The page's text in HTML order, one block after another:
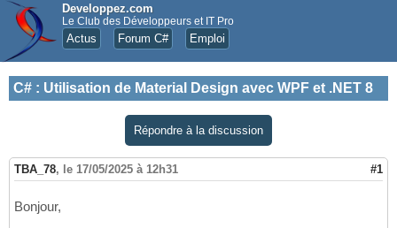
Developpez.com
Le Club des Développeurs et IT Pro
Actus Forum C# Emploi
C# : Utilisation de Material Design avec WPF et .NET 8
Répondre à la discussion
TBA_78, le 17/05/2025 à 12h31 #1
Bonjour,